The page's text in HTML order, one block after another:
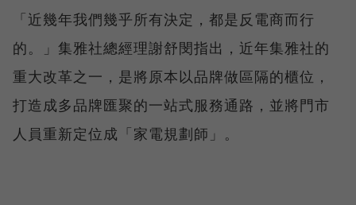
「近幾年我們幾乎所有決定，都是反電商而行
的。」集雅社總經理謝舒閔指出，近年集雅社的
重大改革之一，是將原本以品牌做區隔的櫃位，
打造成多品牌匯聚的一站式服務通路，並將門市
人員重新定位成「家電規劃師」。